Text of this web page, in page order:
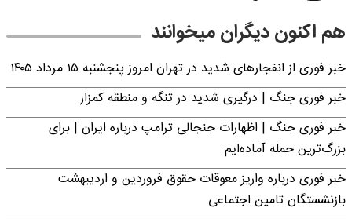
هم اکنون دیگران میخوانند
خبر فوری از انفجارهای شدید در تهران امروز پنجشنبه ۱۵ مرداد ۱۴۰۵
خبر فوری جنگ | درگیری شدید در تنگه و منطقه کمزار
خبر فوری جنگ | اظهارات جنجالی ترامپ درباره ایران | برای
بزرگ‌ترین حمله آماده‌ایم
خبر فوری درباره واریز معوقات حقوق فروردین و اردیبهشت
بازنشستگان تامین اجتماعی